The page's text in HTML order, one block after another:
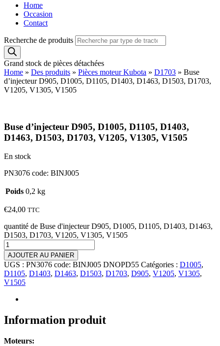
Home
Occasion
Contact
Recherche de produits
Grand stock de pièces détachées
Home » Des produits » Pièces moteur Kubota » D1703 » Buse
d’injecteur D905, D1005, D1105, D1403, D1463, D1503, D1703,
V1205, V1305, V1505
Buse d’injecteur D905, D1005, D1105, D1403,
D1463, D1503, D1703, V1205, V1305, V1505
En stock
PN3076 code: BINJ005
Poids 0,2 kg
€24,00 TTC
quantité de Buse d'injecteur D905, D1005, D1105, D1403, D1463,
D1503, D1703, V1205, V1305, V1505
AJOUTER AU PANIER
UGS : PN3076 code: BINJ005 DNOPD55 Catégories : D1005,
D1105, D1403, D1463, D1503, D1703, D905, V1205, V1305,
V1505
Information produit
Moteurs: